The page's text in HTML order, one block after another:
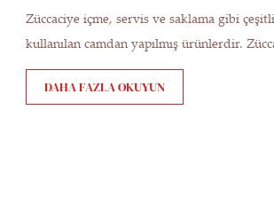
Züccaciye içme, servis ve saklama gibi çeşitli amaçlarla
kullanılan camdan yapılmış ürünlerdir.
DAHA FAZLA OKUYUN